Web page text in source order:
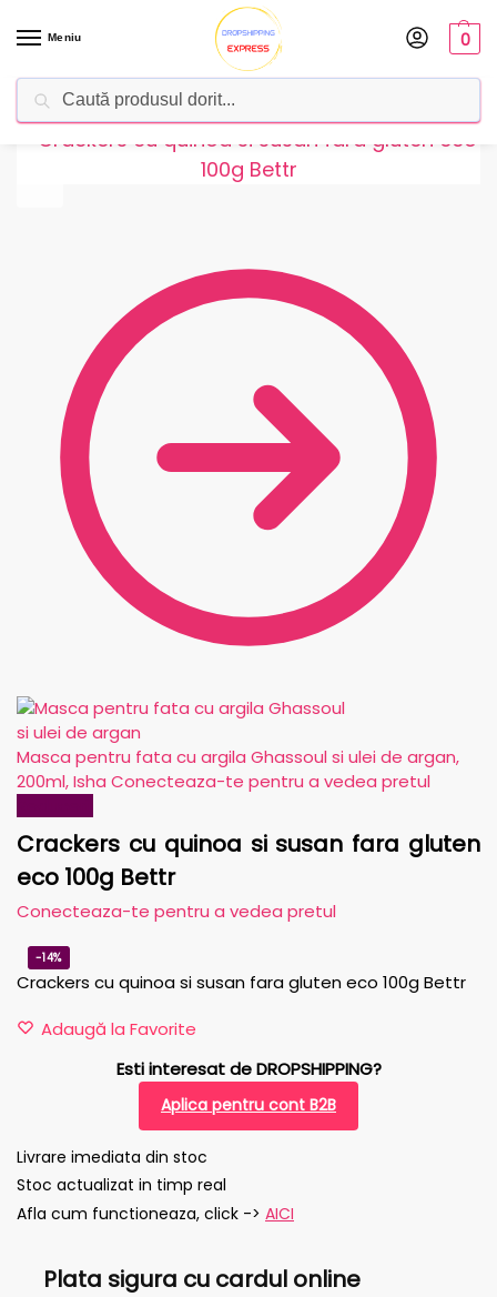
Meniu 0
Dropshipping Romania⚡ Furnizorul tău de produse
Masca pentru fata cu argila Ghassoul si ulei de argan,
200ml, Isha Conecteaza-te pentru a vedea pretul
Crackers cu quinoa si susan fara gluten
eco 100g Bettr
Conecteaza-te pentru a vedea pretul
-14%
Crackers cu quinoa si susan fara gluten eco 100g Bettr
Adaugă la Favorite
Esti interesat de DROPSHIPPING?
Aplica pentru cont B2B
Livrare imediata din stoc
Stoc actualizat in timp real
Afla cum functioneaza, click -> AICI
Plata sigura cu cardul online